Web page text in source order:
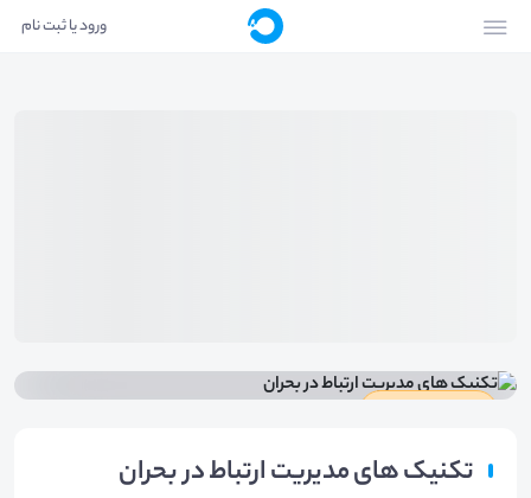
ورود یا ثبت نام
تکنیک های مدیریت ارتباط در بحران